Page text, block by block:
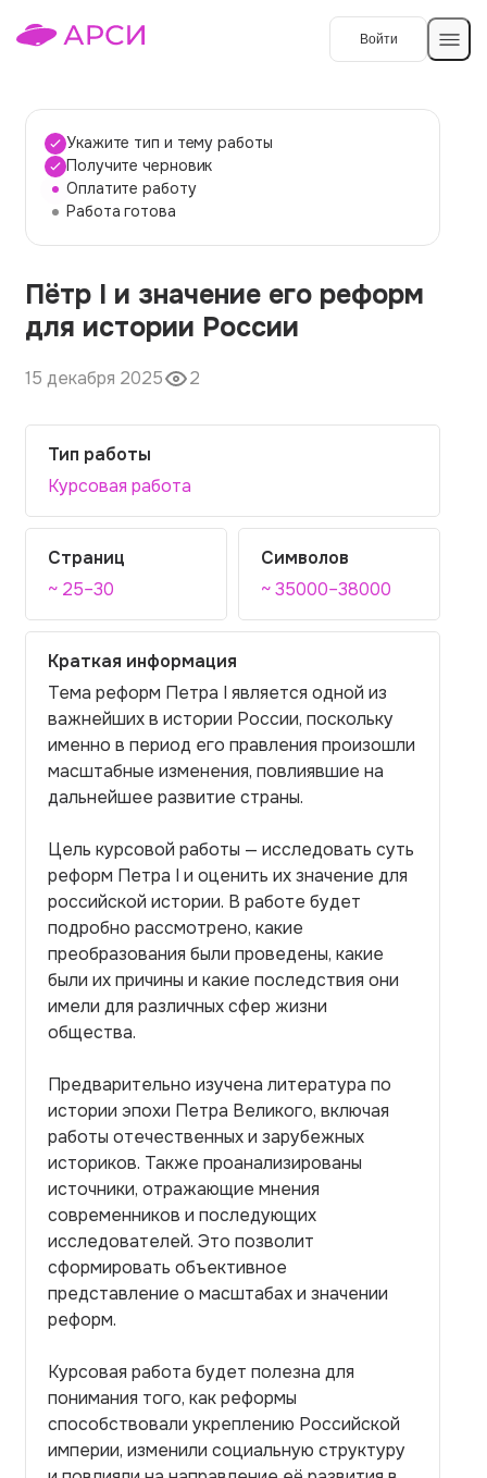
Войти
Темы работ
О сервисе
О компании
Наши гарантии
Порядок оплаты
Вопросы и ответы
Отзывы
Контакты
Укажите тип и тему работы
Получите черновик
Оплатите работу
Работа готова
Пётр I и значение его реформ
для истории России
15 декабря 2025 2
Тип работы
Курсовая работа
Страниц
~ 25–30
Символов
~ 35000–38000
Краткая информация
Тема реформ Петра I является одной из
важнейших в истории России, поскольку
именно в период его правления произошли
масштабные изменения, повлиявшие на
дальнейшее развитие страны.
Цель курсовой работы — исследовать суть
реформ Петра I и оценить их значение для
российской истории. В работе будет
подробно рассмотрено, какие
преобразования были проведены, какие
были их причины и какие последствия они
имели для различных сфер жизни
общества.
Предварительно изучена литература по
истории эпохи Петра Великого, включая
работы отечественных и зарубежных
историков. Также проанализированы
источники, отражающие мнения
современников и последующих
исследователей. Это позволит
сформировать объективное
представление о масштабах и значении
реформ.
Курсовая работа будет полезна для
понимания того, как реформы
способствовали укреплению Российской
империи, изменили социальную структуру